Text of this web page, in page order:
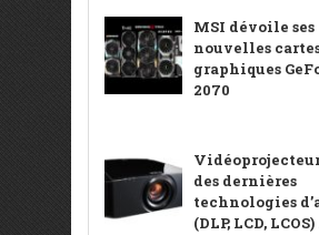
MSI dévoile ses
nouvelles
graphiques
2070
des dernières
technologies
(DLP, LCD, LCOS)